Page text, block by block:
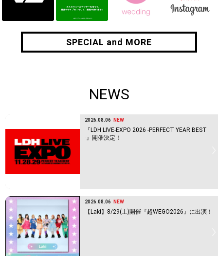
SPECIAL and MORE
SPECIAL and MORE
NEWS
2026.08.06 NEW
『LDH LIVE-EXPO 2026 -PERFECT YEAR BEST
-』開催決定！
2026.08.06 NEW
【Laki】8/29(土)開催『超WEGO2026』に出演！